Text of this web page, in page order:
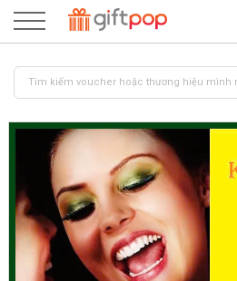
ĐĂNG NHẬP